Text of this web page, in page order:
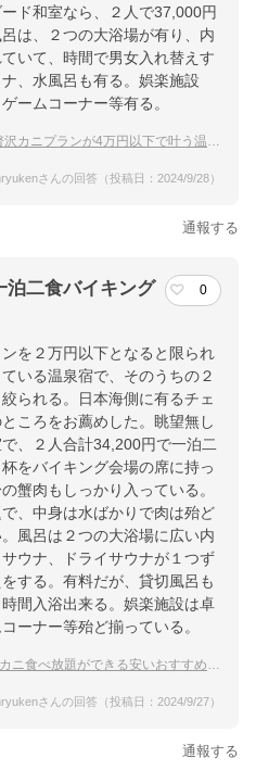
ド和室なら、２人で37,000円
は、２つの大浴場が有り、内
いて、時間で男女入れ替えす
、水風呂も有る。娯楽施設
ームコーナー等有る。
プランが4万円以下で叶う温泉宿おすすめは？
さんの回答（投稿日：2024/9/28）
通報する
泊二食バイキング
0
を２万円以下となると限られ
いる温泉宿で、そのうちの２
られる。日本海側に有るチェ
ころをお薦めした。眺望無し
、２人合計34,200円で一泊二
をバイキング会場の席に持っ
蟹肉もしっかり入っている。
、中身は水ばかりで肉は殆ど
風呂は２つの大浴場に広い内
ウナ、ドライサウナが１つず
する。有料だが、貸切風呂も
間入浴出来る。娯楽施設は卓
ーナー等殆ど揃っている。
べ放題ができる安いおすすめの温泉宿を教えて
さんの回答（投稿日：2024/9/27）
通報する